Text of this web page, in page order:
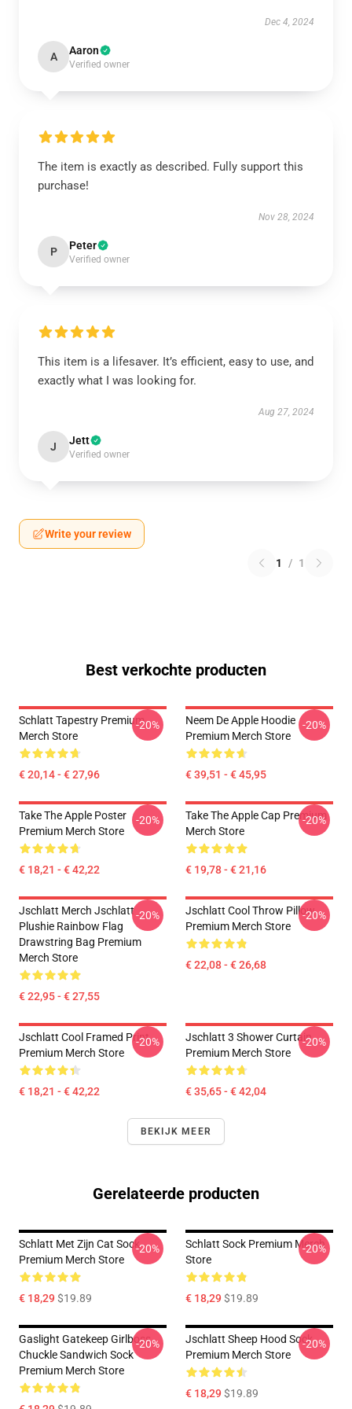
Dec 4, 2024
A Aaron
Verified owner
The item is exactly as described. Fully support this
purchase!
Nov 28, 2024
P Peter
Verified owner
This item is a lifesaver. It’s efficient, easy to use, and
exactly what I was looking for.
Aug 27, 2024
J Jett
Verified owner
Write your review
1 / 1
Best verkochte producten
Schlatt Tapestry Premium
Merch Store
€ 20,14 - € 27,96
-20%
Neem De Apple Hoodie
Premium Merch Store
€ 39,51 - € 45,95
-20%
Take The Apple Poster
Premium Merch Store
€ 18,21 - € 42,22
-20%
Take The Apple Cap Premium
Merch Store
€ 19,78 - € 21,16
-20%
Jschlatt Merch Jschlatt
Plushie Rainbow Flag
Drawstring Bag Premium
Merch Store
€ 22,95 - € 27,55
-20%
Jschlatt Cool Throw Pillow
Premium Merch Store
€ 22,08 - € 26,68
-20%
Jschlatt Cool Framed Print
Premium Merch Store
€ 18,21 - € 42,22
-20%
Jschlatt 3 Shower Curtain
Premium Merch Store
€ 35,65 - € 42,04
-20%
BEKIJK MEER
Gerelateerde producten
Schlatt Met Zijn Cat Sock
Premium Merch Store
€ 18,29$19.89
-20%
Schlatt Sock Premium Merch
Store
€ 18,29$19.89
-20%
Gaslight Gatekeep Girlboss
Chuckle Sandwich Sock
Premium Merch Store
-20%
Jschlatt Sheep Hood Sock
Premium Merch Store
€ 18,29$19.89
-20%